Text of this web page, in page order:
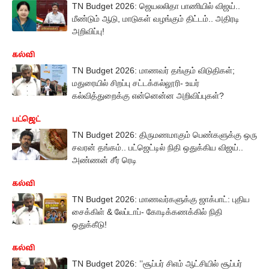
TN Budget 2026: ஜெயலலிதா பாணியில் விஜய்..
மீண்டும் ஆடு, மாடுகள் வழங்கும் திட்டம்.. அதிரடி
அறிவிப்பு!
கல்வி
TN Budget 2026: மாணவர் தங்கும் விடுதிகள்;
மதுரையில் சிறப்பு சட்டக்கல்லூரி- உயர்
கல்வித்துறைக்கு என்னென்ன அறிவிப்புகள்?
பட்ஜெட்
TN Budget 2026: திருமணமாகும் பெண்களுக்கு ஒரு
சவரன் தங்கம்.. பட்ஜெட்டில் நிதி ஒதுக்கிய விஜய்..
அண்ணன் சீர் ரெடி
கல்வி
TN Budget 2026: மாணவர்களுக்கு ஜாக்பாட்: புதிய
சைக்கிள் & லேப்டாப்- கோடிக்கணக்கில் நிதி
ஒதுக்கீடு!
கல்வி
TN Budget 2026: ’’சூப்பர் சிஎம் ஆட்சியில் சூப்பர்